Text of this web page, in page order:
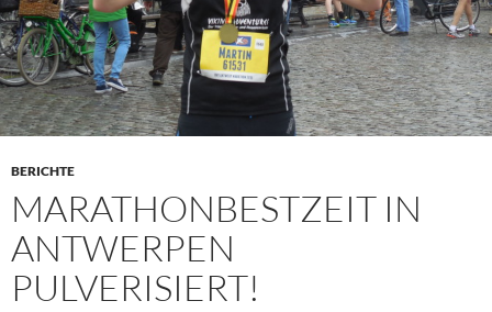
BERICHTE
MARATHONBESTZEIT IN
ANTWERPEN
PULVERISIERT!